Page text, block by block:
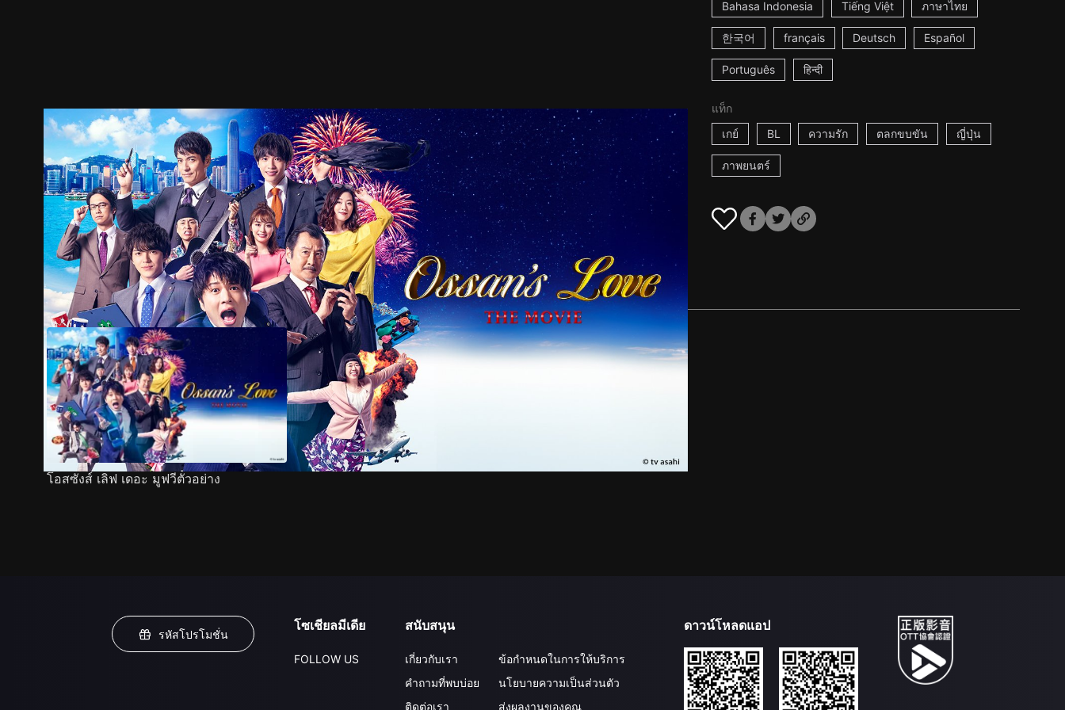
Bahasa Indonesia Tiếng Việt ภาษาไทย
한국어 français Deutsch Español
Português हिन्दी
แท็ก
เกย์
BL ความรัก ตลกขบขัน ญี่ปุ่น
ภาพยนตร์
ตัวอย่าง ภาพนิ่ง เนื้อหาที่แนะนำ รายละเอียด
โอสซังส์ เลิฟ เดอะ มูฟวีตัวอย่าง
รหัสโปรโมชั่น
โซเชียลมีเดีย
FOLLOW US
สนับสนุน
เกี่ยวกับเรา
คำถามที่พบบ่อย
ติดต่อเรา
ข้อกำหนดในการให้บริการ
นโยบายความเป็นส่วนตัว
ส่งผลงานของคุณ
ดาวน์โหลดแอป